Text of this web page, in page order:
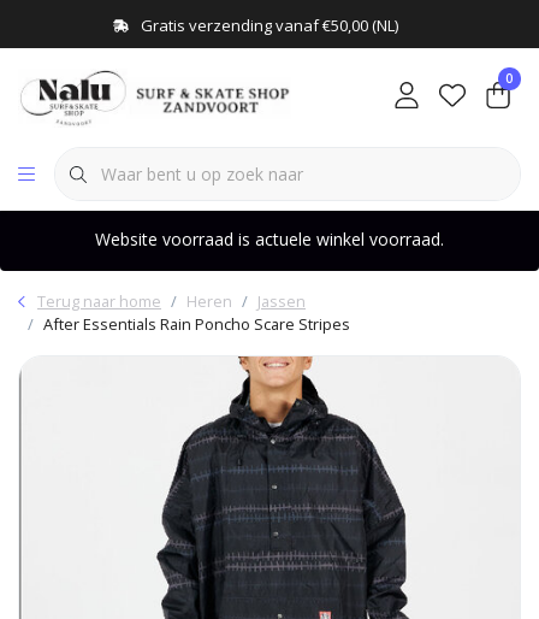
Gratis verzending vanaf €50,00 (NL)
0
Website voorraad is actuele winkel voorraad.
Terug naar home Heren
Jassen
After Essentials Rain Poncho Scare Stripes